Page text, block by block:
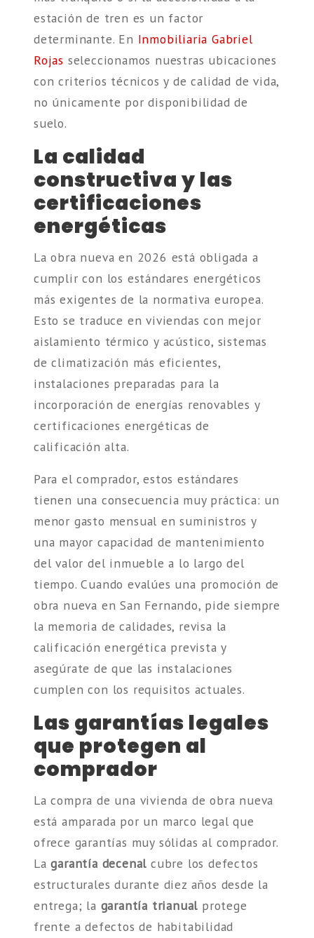
estación de tren es un factor
determinante. En Inmobiliaria Gabriel
Rojas seleccionamos nuestras ubicaciones
con criterios técnicos y de calidad de vida,
no únicamente por disponibilidad de
suelo.
La calidad
constructiva y las
certificaciones
energéticas
La obra nueva en 2026 está obligada a
cumplir con los estándares energéticos
más exigentes de la normativa europea.
Esto se traduce en viviendas con mejor
aislamiento térmico y acústico, sistemas
de climatización más eficientes,
instalaciones preparadas para la
incorporación de energías renovables y
certificaciones energéticas de
calificación alta.
Para el comprador, estos estándares
tienen una consecuencia muy práctica: un
menor gasto mensual en suministros y
una mayor capacidad de mantenimiento
del valor del inmueble a lo largo del
tiempo. Cuando evalúes una promoción de
obra nueva en San Fernando, pide siempre
la memoria de calidades, revisa la
calificación energética prevista y
asegúrate de que las instalaciones
cumplen con los requisitos actuales.
Las garantías legales
que protegen al
comprador
La compra de una vivienda de obra nueva
está amparada por un marco legal que
ofrece garantías muy sólidas al comprador.
Lagarantía decenal cubre los defectos
estructurales durante diez años desde la
entrega; la garantía trianual protege
frente a defectos de habitabilidad